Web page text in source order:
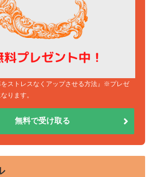
をストレスなくアップさせる方法』※プレゼ
ります。
無料で受け取る